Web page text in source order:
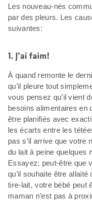
Les nouveau-nés
par des pleurs. Les
suivantes:
1. J’ai faim!
À quand remonte le
qu’il pleure tout
vous pensez qu’il vient
besoins alimentaires en
être planifiés avec
les écarts entre les
pas s’il arrive que votre
du lait à peine quelques
Essayez: peut-être que
qu’il souhaite être
tire-lait, votre bébé peut
maman n’est pas à